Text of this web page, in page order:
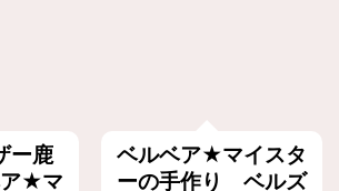
ー鹿
ア★マ
ベルベア★マイスタ
ーの手作り ベルズ